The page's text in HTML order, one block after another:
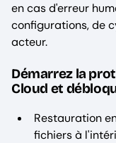
en cas d'erreur
configurations, de
acteur.
Démarrez la
Cloud et
Restauration
fichiers à